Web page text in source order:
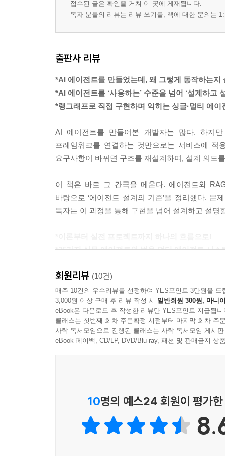
____4.1.1 [실습] VS Code 설치하기
____4.2.1 [실습] 아나콘다 설치하기
4.3 환경변수 설정하기
____4.3.1 [실습] .env 파일로 환경변수 저장하기
____4.3.2 [실습] python-dotenv으로 환경변수 불러
____4.4.1 [실습] OpenAI API 사용하기
____4.4.2 [실습] 랭체인으로 OpenAI LLM 호출하기
5.1 왜 랭그래프인가
____5.1.1 랭그래프의 특징
____5.1.2 랭그래프를 사용해야 하는 이유
____5.2.2 [실습] 그래프의 상태에 리듀서 함수 추
____5.2.4 [실습] 그래프의 실행 경로, 엣지 추가하
____5.2.5 [실습] 그래프에 조건부 엣지 추가하기
5.3 랭그래프로 에이전트 설계하고 구현하기
____5.3.1 [실습] 답변을 생성하는 기본 그래프 구
____5.3.2 [실습] 조건이 추가된 그래프 구현하기
____6.2.2 [실습] 랭체인에서 도구 호출 사용하기
____6.2.3 [실습] 랭그래프로 에이전트 그래프 생성
____6.2.4 [실습] 최신 정보 검색하고 답변 받아보기
접수된 글은 확인을 거쳐 이 곳에 게재됩니다.
독자 분들의 리뷰는 리뷰 쓰기를, 책에 대한 문의는
출판사 리뷰
*AI 에이전트를 만들었는데, 왜 그렇게 동작하는지
*AI 에이전트를 ‘사용하는’ 수준을 넘어 ‘설계하고
*랭그래프로 직접 구현하며 익히는 싱글·멀티 에이
AI 에이전트를 만들어본 개발자는 많다. 하지
프레임워크를 연결하는 것만으로는 서비스에
요구사항이 바뀌면 구조를 재설계하며, 설계 의도
이 책은 바로 그 간극을 메운다. 에이전트와
바탕으로 ‘에이전트 설계의 기준’을 정리했다.
독자는 이 과정을 통해 구현을 넘어 설계하고 설명
*25가지 실무 에이전트와 범용 멀티 에이전트 시스
이 책은 이론과 실습을 모두 담은 AI 에이전트
통합 실전 프로젝트로 이어지는 과정을 따라, 개
실제 업무 시나리오를 반영한 25가지 에이전트
RAG, 파일 관리 기능을 통합한 범용 멀티 에이
서비스로 연결하고 운영하는 경험까지 쌓을 수 있
__싱글 에이전트에서 멀티 에이전트로 넘어가야
기능이 늘어나고 역할이 분리되면 구조 전환이
회원리뷰 (10건)
매주 10건의 우수리뷰를 선정하여 YES포인트 3만원을 드
3,000원 이상 구매 후 리뷰 작성 시 일반회원 300원, 마니
eBook은 다운로드 후 작성한 리뷰만 YES포인트 지급됩니
클래스는 첫번째 회차 주문확정 시점부터 마지막 회차 주
사락 독서모임으로 진행된 클래스는 사락 독서모임 게시
eBook 페이백, CD/LP, DVD/Blu-ray, 패션 및 판매금지 상
10명의 예스24 회원이 평가